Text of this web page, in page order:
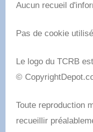
Aucun recueil
Pas de cookie
Le logo du TCRB
©
Toute reproduction
recueillir